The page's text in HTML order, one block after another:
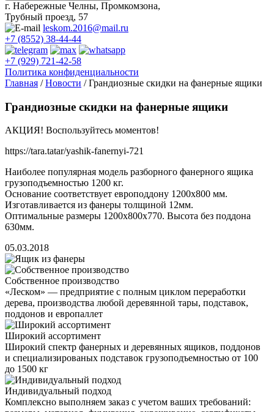
г. Набережные Челны, Промкомзона,
Трубный проезд, 57
leskom.2016@mail.ru
+7 (8552) 38-44-44
+7 (929) 721-42-58
Политика конфиденциальности
Главная /Новости /Грандиозные скидки на фанерные ящики
Грандиозные скидки на фанерные ящики
АКЦИЯ! Воспользуйтесь моментов!
https://tara.tatar/yashik-fanernyi-721
Наиболее популярная модель разборного фанерного ящика
грузоподъемностью 1200 кг.
Основание соответствует европоддону 1200х800 мм.
Изготавливается из фанеры толщиной 12мм.
Оптимальные размеры 1200х800х770. Высота без поддона
630мм.
05.03.2018
Собственное производство
«Леском» — предприятие с полным циклом переработки
дерева, производства любой деревянной тары, подставок,
поддонов и европаллет
Широкий ассортимент
Широкий спектр фанерных и деревянных ящиков, поддонов
и специализированых подставок грузоподъемностью от 100
до 1500 кг
Индивидуальный подход
Комплексно выполняем заказ с учетом ваших требований: